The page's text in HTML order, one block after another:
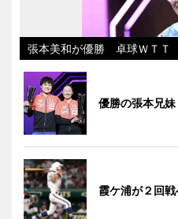
張本美和が優勝 卓球ＷＴＴ
優勝の張本兄
霞ケ浦が２回